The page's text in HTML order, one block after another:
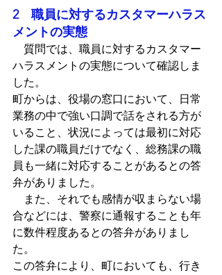
2　職員に対するカスタマーハラス
メントの実態
質問では、職員に対するカスタマー
ハラスメントの実態について確認しま
した。
町からは、役場の窓口において、日常
業務の中で強い口調で話をされる方が
いること、状況によっては最初に対応
した課の職員だけでなく、総務課の職
員も一緒に対応することがあるとの答
弁がありました。
また、それでも感情が収まらない場
合などには、警察に通報することも年
に数件程度あるとの答弁がありまし
た。
この答弁により、町においても、行き